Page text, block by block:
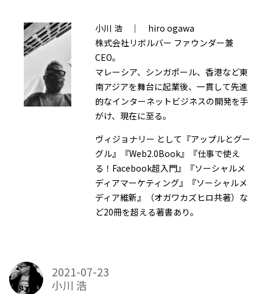
小川 浩 ｜ hiro ogawa
株式会社リボルバー ファウンダー兼
CEO。
マレーシア、シンガポール、香港など東
南アジアを舞台に起業後、一貫して先進
的なインターネットビジネスの開発を手
がけ、現在に至る。
ヴィジョナリー として『アップルとグー
グル』『Web2.0Book』『仕事で使え
る！Facebook超入門』『ソーシャルメ
ディアマーケティング』『ソーシャルメ
ディア維新』（オガワカズヒロ共著）な
ど20冊を超える著書あり。
2021-07-23
小川 浩